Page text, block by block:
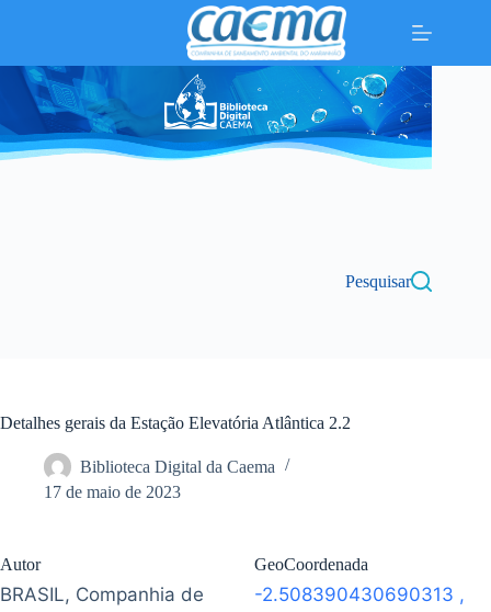
conteúdo
Pesquisar
Detalhes gerais da Estação Elevatória Atlântica 2.2
Biblioteca Digital da Caema
17 de maio de 2023
Autor
BRASIL, Companhia de
GeoCoordenada
-2.508390430690313 ,